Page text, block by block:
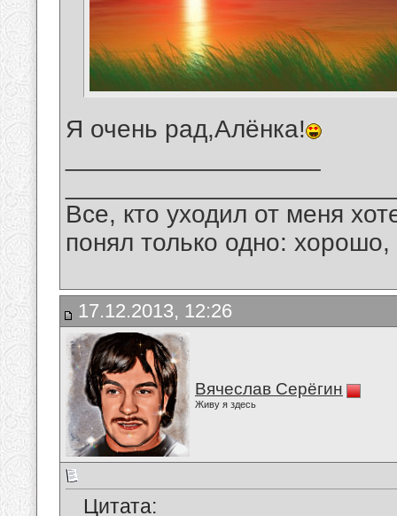
Я очень рад,Алёнка!
Все, кто уходил от меня
понял только одно:
17.12.2013, 12:26
Вячеслав Серёгин
Живу я здесь
Цитата: